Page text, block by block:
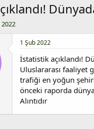
2022
1 Şub 2022
İstatistik açıklandı!
Uluslararası faaliyet
trafiği en yoğun
önceki raporda
Alıntıdır